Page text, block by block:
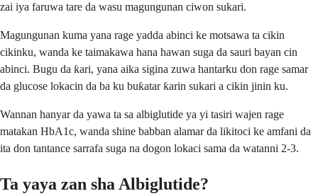
zai iya faruwa tare da wasu magungunan ciwon sukari.
Magungunan kuma yana rage yadda abinci ke motsawa ta cikin
cikinku, wanda ke taimakawa hana hawan suga da sauri bayan cin
abinci. Bugu da ƙari, yana aika sigina zuwa hantarku don rage samar
da glucose lokacin da ba ku buƙatar ƙarin sukari a cikin jinin ku.
Wannan hanyar da yawa ta sa albiglutide ya yi tasiri wajen rage
matakan HbA1c, wanda shine babban alamar da likitoci ke amfani da
ita don tantance sarrafa suga na dogon lokaci sama da watanni 2-3.
Ta yaya zan sha Albiglutide?